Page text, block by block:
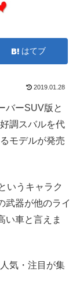
はてブ
2019.01.28
バーSUV版と
調スバルを代
モデルが発売
いうキャラク
武器が他のライ
い車と言えま
気・注目が集